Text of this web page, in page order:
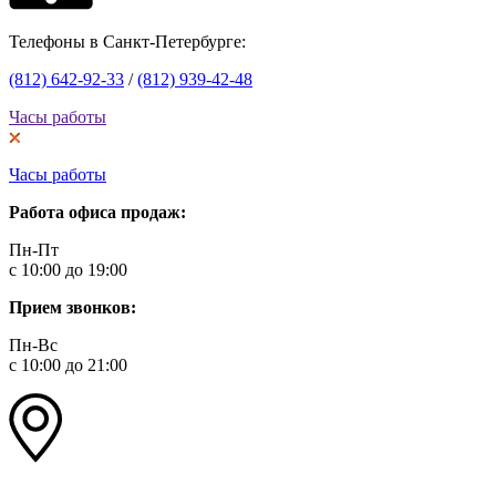
Телефоны в Санкт-Петербурге:
(812) 642-92-33 /(812) 939-42-48
Часы работы
Часы работы
Работа офиса продаж:
Пн-Пт
с 10:00 до 19:00
Прием звонков:
Пн-Вс
с 10:00 до 21:00